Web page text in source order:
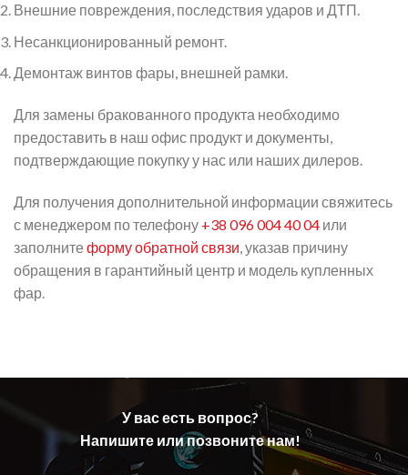
Внешние повреждения, последствия ударов и ДТП.
Несанкционированный ремонт.
Демонтаж винтов фары, внешней рамки.
Для замены бракованного продукта необходимо
предоставить в наш офис продукт и документы,
подтверждающие покупку у нас или наших дилеров.
Для получения дополнительной информации свяжитесь
с менеджером по телефону +38 096 004 40 04 или
заполните форму обратной связи, указав причину
обращения в гарантийный центр и модель купленных
фар.
У вас есть вопрос?
Напишите или позвоните нам!